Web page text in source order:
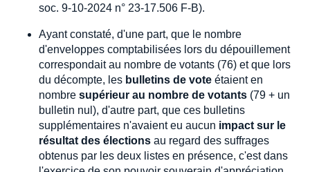
soc. 9-10-2024 n° 23-17.506 F-B).
Ayant constaté, d'une part, que le nombre
d'enveloppes comptabilisées lors du dépouillement
correspondait au nombre de votants (76) et que lors
du décompte, les bulletins de vote étaient en
nombre supérieur au nombre de votants (79 + un
bulletin nul), d'autre part, que ces bulletins
supplémentaires n'avaient eu aucun impact sur le
résultat des élections au regard des suffrages
obtenus par les deux listes en présence, c'est dans